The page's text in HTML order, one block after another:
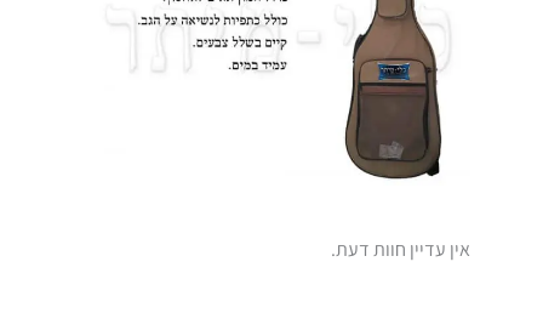
אין עדיין חוות דעת.